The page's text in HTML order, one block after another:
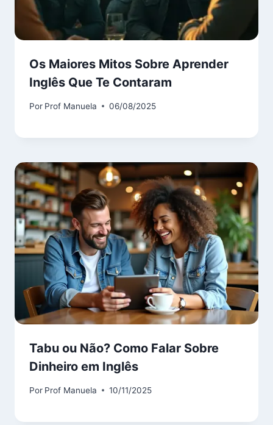
Os Maiores Mitos Sobre Aprender
Inglês Que Te Contaram
Por Prof Manuela 06/08/2025
Tabu ou Não? Como Falar Sobre
Dinheiro em Inglês
Por Prof Manuela 10/11/2025